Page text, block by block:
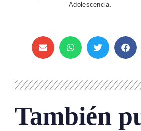
Adolescencia.
También